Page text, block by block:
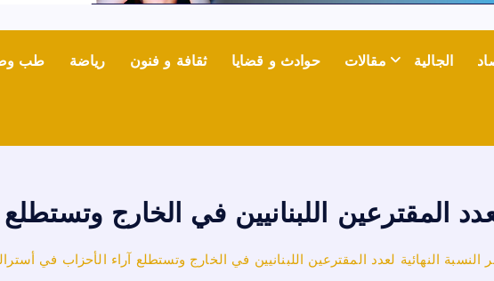
الجالية مقالات حوادث و قضايا ثقافة و فنون رياضة طب
المقترعين اللبنانيين في الخارج
النسبة النهائية لعدد المقترعين اللبنانيين في الخارج وتستطلع آراء الأحزاب في